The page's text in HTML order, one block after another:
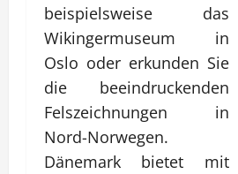
beispielsweise das
Wikingermuseum in
Oslo oder erkunden Sie
die beeindruckenden
Felszeichnungen in
Nord-Norwegen.
Dänemark bietet mit